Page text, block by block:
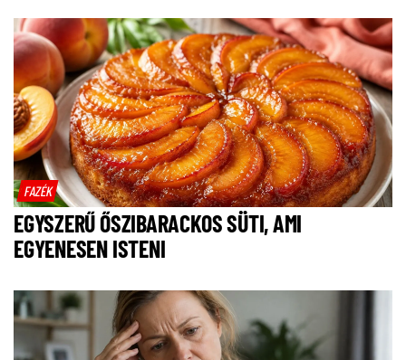
FAZÉK
EGYSZERŰ ŐSZIBARACKOS SÜTI, AMI
EGYENESEN ISTENI